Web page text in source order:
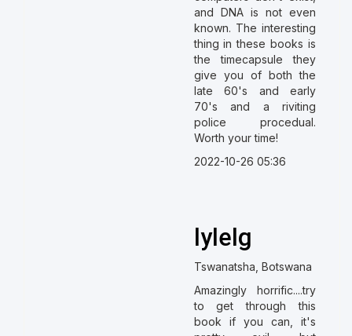
and DNA is not even
known. The interesting
thing in these books is
the timecapsule they
give you of both the
late 60's and early
70's and a riviting
police procedual.
Worth your time!
2022-10-26 05:36
lylelg
Tswanatsha, Botswana
Amazingly horrific....try
to get through this
book if you can, it's